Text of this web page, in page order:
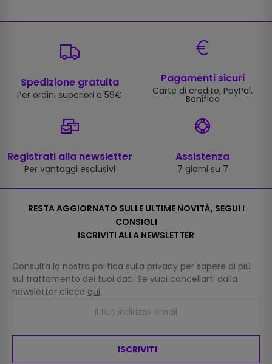
Spedizione gratuita
Per ordini superiori a 59€
Pagamenti sicuri
Carte di credito, PayPal,
Bonifico
Registrati alla newsletter
Per vantaggi esclusivi
Assistenza
7 giorni su 7
RESTA AGGIORNATO SULLE ULTIME NOVITÀ, SEGUI I
CONSIGLI
ISCRIVITI ALLA NEWSLETTER
Consulta la nostra politica sulla privacy per sapere di più
sul trattamento dei tuoi dati. Se vuoi cancellarti dalla
newsletter clicca qui.
ISCRIVITI